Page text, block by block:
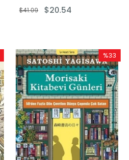
$20.54
$41.09
%33
İndirim
%33İndirim